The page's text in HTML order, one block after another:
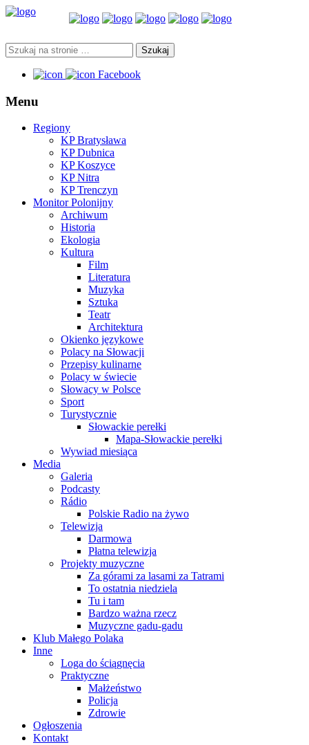
Facebook
Menu
Regiony
KP Bratysława
KP Dubnica
KP Koszyce
KP Nitra
KP Trenczyn
Monitor Polonijny
Archiwum
Historia
Ekologia
Kultura
Film
Literatura
Muzyka
Sztuka
Teatr
Architektura
Okienko językowe
Polacy na Słowacji
Przepisy kulinarne
Polacy w świecie
Słowacy w Polsce
Sport
Turystycznie
Słowackie perełki
Mapa-Słowackie perełki
Wywiad miesiąca
Media
Galeria
Podcasty
Rádio
Polskie Radio na żywo
Telewizja
Darmowa
Płatna telewizja
Projekty muzyczne
Za górami za lasami za Tatrami
To ostatnia niedziela
Tu i tam
Bardzo ważna rzecz
Muzyczne gadu-gadu
Klub Małego Polaka
Inne
Loga do ściągnęcia
Praktyczne
Małżeństwo
Policja
Zdrowie
Ogłoszenia
Kontakt